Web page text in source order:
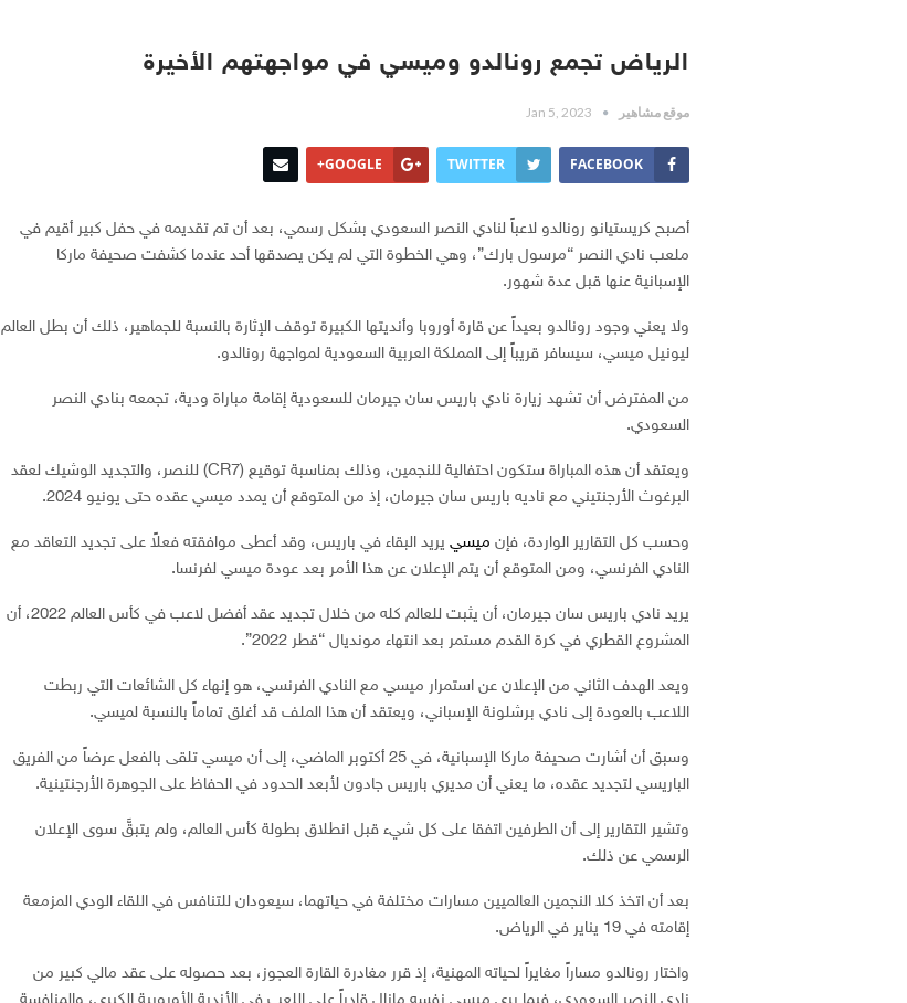
الرياض تجمع رونالدو وميسي في مواجهتهم الأخيرة
موقع مشاهير Jan 5, 2023
FACEBOOK
TWITTER
GOOGLE+
أصبح كريستيانو رونالدو لاعباً لنادي النصر السعودي بشكل رسمي، بعد أن تم تقديمه في حفل كبير أقيم في
ملعب نادي النصر “مرسول بارك”، وهي الخطوة التي لم يكن يصدقها أحد عندما كشفت صحيفة ماركا
الإسبانية عنها قبل عدة شهور.
ولا يعني وجود رونالدو بعيداً عن قارة أوروبا وأنديتها الكبيرة توقف الإثارة بالنسبة للجماهير، ذلك أن بطل العالم
ليونيل ميسي، سيسافر قريباً إلى المملكة العربية السعودية لمواجهة رونالدو.
من المفترض أن تشهد زيارة نادي باريس سان جيرمان للسعودية إقامة مباراة ودية، تجمعه بنادي النصر
السعودي.
ويعتقد أن هذه المباراة ستكون احتفالية للنجمين، وذلك بمناسبة توقيع (CR7) للنصر، والتجديد الوشيك لعقد
البرغوث الأرجنتيني مع ناديه باريس سان جيرمان، إذ من المتوقع أن يمدد ميسي عقده حتى يونيو 2024.
وحسب كل التقارير الواردة، فإن ميسي يريد البقاء في باريس، وقد أعطى موافقته فعلاً على تجديد التعاقد مع
النادي الفرنسي، ومن المتوقع أن يتم الإعلان عن هذا الأمر بعد عودة ميسي لفرنسا.
يريد نادي باريس سان جيرمان، أن يثبت للعالم كله من خلال تجديد عقد أفضل لاعب في كأس العالم 2022، أن
المشروع القطري في كرة القدم مستمر بعد انتهاء مونديال “قطر 2022”.
ويعد الهدف الثاني من الإعلان عن استمرار ميسي مع النادي الفرنسي، هو إنهاء كل الشائعات التي ربطت
اللاعب بالعودة إلى نادي برشلونة الإسباني، ويعتقد أن هذا الملف قد أغلق تماماً بالنسبة لميسي.
وسبق أن أشارت صحيفة ماركا الإسبانية، في 25 أكتوبر الماضي، إلى أن ميسي تلقى بالفعل عرضاً من الفريق
الباريسي لتجديد عقده، ما يعني أن مديري باريس جادون لأبعد الحدود في الحفاظ على الجوهرة الأرجنتينية.
وتشير التقارير إلى أن الطرفين اتفقا على كل شيء قبل انطلاق بطولة كأس العالم، ولم يتبقَّ سوى الإعلان
الرسمي عن ذلك.
بعد أن اتخذ كلا النجمين العالميين مسارات مختلفة في حياتهما، سيعودان للتنافس في اللقاء الودي المزمعة
إقامته في 19 يناير في الرياض.
واختار رونالدو مساراً مغايراً لحياته المهنية، إذ قرر مغادرة القارة العجوز، بعد حصوله على عقد مالي كبير من